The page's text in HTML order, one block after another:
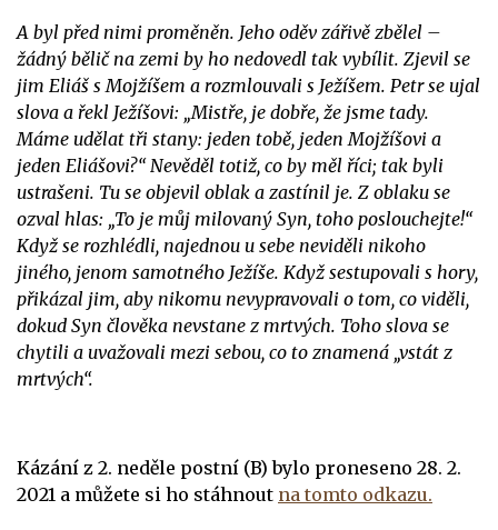
A byl před nimi proměněn. Jeho oděv zářivě zbělel –
žádný bělič na zemi by ho nedovedl tak vybílit. Zjevil se
jim Eliáš s Mojžíšem a rozmlouvali s Ježíšem. Petr se ujal
slova a řekl Ježíšovi: „Mistře, je dobře, že jsme tady.
Máme udělat tři stany: jeden tobě, jeden Mojžíšovi a
jeden Eliášovi?“ Nevěděl totiž, co by měl říci; tak byli
ustrašeni. Tu se objevil oblak a zastínil je. Z oblaku se
ozval hlas: „To je můj milovaný Syn, toho poslouchejte!“
Když se rozhlédli, najednou u sebe neviděli nikoho
jiného, jenom samotného Ježíše. Když sestupovali s hory,
přikázal jim, aby nikomu nevypravovali o tom, co viděli,
dokud Syn člověka nevstane z mrtvých. Toho slova se
chytili a uvažovali mezi sebou, co to znamená „vstát z
mrtvých“.
Kázání z 2. neděle postní (B) bylo proneseno 28. 2.
2021 a můžete si ho stáhnout na tomto odkazu.